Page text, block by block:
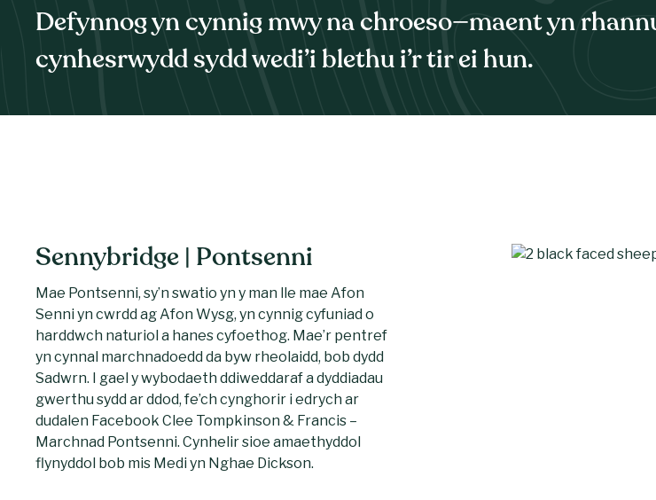
Defynnog yn cynnig mwy na chroeso—maent yn
cynhesrwydd sydd wedi’i blethu i’r tir ei hun.
Sennybridge | Pontsenni
Mae Pontsenni, sy’n swatio yn y man lle mae Afon
Senni yn cwrdd ag Afon Wysg, yn cynnig cyfuniad o
harddwch naturiol a hanes cyfoethog. Mae’r pentref
yn cynnal marchnadoedd da byw rheolaidd, bob dydd
Sadwrn. I gael y wybodaeth ddiweddaraf a dyddiadau
gwerthu sydd ar ddod, fe’ch cynghorir i edrych ar
dudalen Facebook Clee Tompkinson & Francis –
Marchnad Pontsenni. Cynhelir sioe amaethyddol
flynyddol bob mis Medi yn Nghae Dickson.